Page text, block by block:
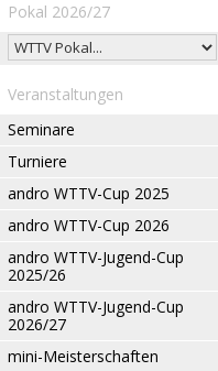
Pokal 2026/27
Veranstaltungen
Seminare
Turniere
andro WTTV-Cup 2025
andro WTTV-Cup 2026
andro WTTV-Jugend-Cup
2025/26
andro WTTV-Jugend-Cup
2026/27
mini-Meisterschaften